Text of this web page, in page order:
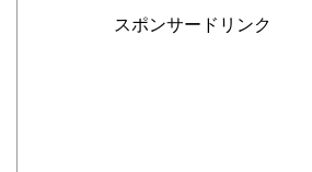
スポンサードリンク